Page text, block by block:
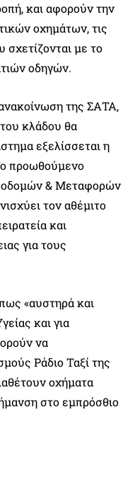
και αφορούν την
οχημάτων, τις
σχετίζονται με το
οδηγών.
της ΣΑΤΑ,
του κλάδου θα
εξελίσσεται η
προωθούμενο
& Μεταφορών
τον αθέμιτο
και
για τους
«αυστηρά και
και για
να
Ράδιο Ταξί της
οχήματα
στο εμπρόσθιο